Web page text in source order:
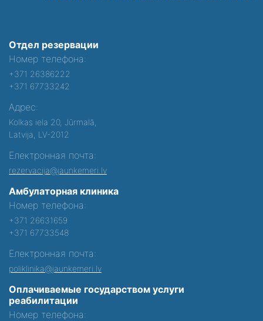
Отдел резервации
Номер телефона:
+371 26386222
+371 67733242
Адрес:
Kolkas iela 20, Jūrmalā,
Latvija, LV-2012
Електронная почта:
rezervacija@jaunkemeri.lv
Амбулаторная клиника
Номер телефона:
+371 26631659
+371 67733548
Електронная почта:
poliklinika@jaunkemeri.lv
Оплачиваемые государством услуги
реабилитации
Номер телефона: